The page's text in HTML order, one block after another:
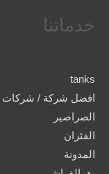
خدماتنا
tanks
افضل شركة / شركات
الصراصير
الفئران
المدونة